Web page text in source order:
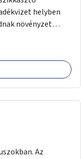
helyben
növényzet
Az